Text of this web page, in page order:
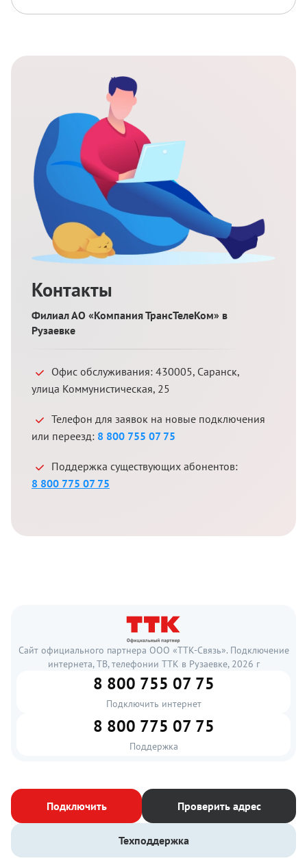
Контакты
Филиал АО «Компания ТрансТелеКом» в
Рузаевке
Офис обслуживания: 430005, Саранск,
улица Коммунистическая, 25
Телефон для заявок на новые подключения
или переезд: 8 800 755 07 75
Поддержка существующих абонентов:
8 800 775 07 75
Сайт официального партнера ООО «ТТК-Связь». Подключение
интернета, ТВ, телефонии ТТК в Рузаевке, 2026 г
8 800 755 07 75
Подключить интернет
8 800 775 07 75
Поддержка
Подключить Проверить адрес
Техподдержка